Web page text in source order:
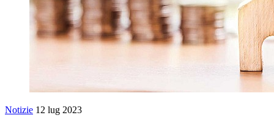
Notizie 12 lug 2023